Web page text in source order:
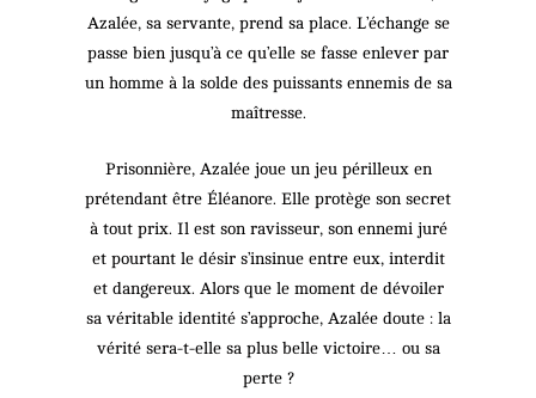
Azalée, sa servante, prend sa place. L’échange se
passe bien jusqu’à ce qu’elle se fasse enlever par
un homme à la solde des puissants ennemis de sa
maîtresse.
Prisonnière, Azalée joue un jeu périlleux en
prétendant être Éléanore. Elle protège son secret
à tout prix. Il est son ravisseur, son ennemi juré
et pourtant le désir s’insinue entre eux, interdit
et dangereux. Alors que le moment de dévoiler
sa véritable identité s’approche, Azalée doute : la
vérité sera-t-elle sa plus belle victoire… ou sa
perte ?